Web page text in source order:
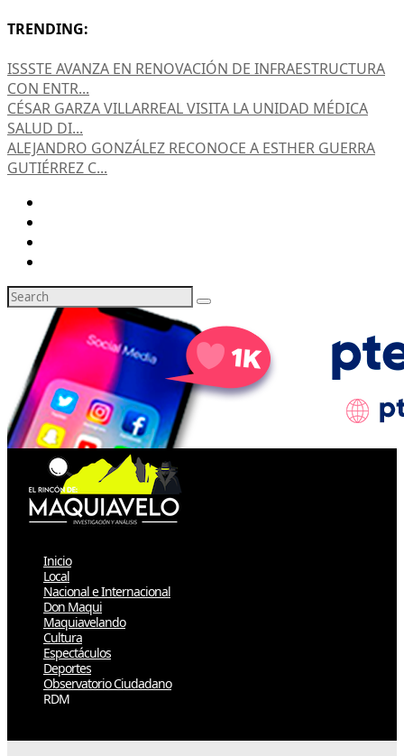
TRENDING:
ISSSTE AVANZA EN RENOVACIÓN DE INFRAESTRUCTURA
CON ENTR...
CÉSAR GARZA VILLARREAL VISITA LA UNIDAD MÉDICA
SALUD DI...
ALEJANDRO GONZÁLEZ RECONOCE A ESTHER GUERRA
GUTIÉRREZ C...
Inicio
Local
Nacional e Internacional
Don Maqui
Maquiavelando
Cultura
Espectáculos
Deportes
Observatorio Ciudadano
RDM